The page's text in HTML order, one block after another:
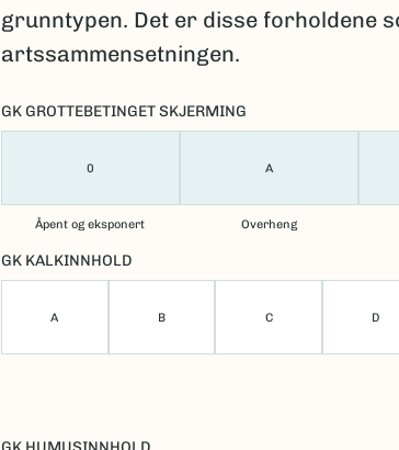
grunntypen. Det er disse forholdene
artssammensetningen.
GK GROTTEBETINGET SKJERMING
0
Åpent og eksponert
A
Overheng
GK KALKINNHOLD
A B C D